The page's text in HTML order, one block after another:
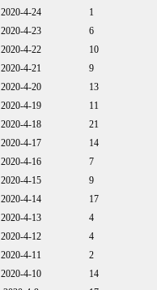
2020-4-24
1
2020-4-23
6
2020-4-22
10
2020-4-21
9
2020-4-20
13
2020-4-19
11
2020-4-18
21
2020-4-17
14
2020-4-16
7
2020-4-15
9
2020-4-14
17
2020-4-13
4
2020-4-12
4
2020-4-11
2
2020-4-10
14